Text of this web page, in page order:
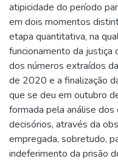
atipicidade do período
em dois momentos
etapa quantitativa, na
funcionamento da justiça
dos números extraídos
de 2020 e a finalização
que se deu em outubro
formada pela análise dos
decisórios, através da
empregada, sobretudo,
indeferimento da prisão